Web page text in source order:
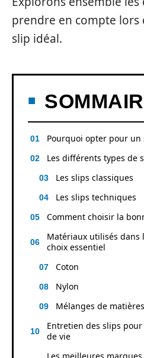
prendre en compte lors
slip idéal.
Pourquoi opter pour un
Les différents types de
Les slips classiques
Les slips techniques
Comment choisir la
Matériaux utilisés dans
choix essentiel
Coton
Nylon
Mélanges de matières
Entretien des slips
de vie
Les meilleures